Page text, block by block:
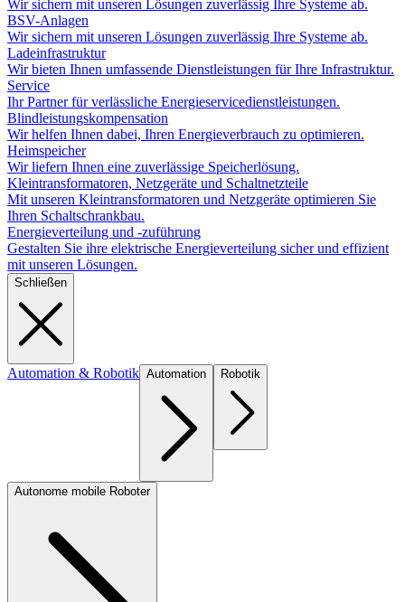
Wir sichern mit unseren Lösungen zuverlässig Ihre Systeme ab.
BSV-Anlagen
Wir sichern mit unseren Lösungen zuverlässig Ihre Systeme ab.
Ladeinfrastruktur
Wir bieten Ihnen umfassende Dienstleistungen für Ihre Infrastruktur.
Service
Ihr Partner für verlässliche Energieservicedienstleistungen.
Blindleistungskompensation
Wir helfen Ihnen dabei, Ihren Energieverbrauch zu optimieren.
Heimspeicher
Wir liefern Ihnen eine zuverlässige Speicherlösung.
Kleintransformatoren, Netzgeräte und Schaltnetzteile
Mit unseren Kleintransformatoren und Netzgeräte optimieren Sie
Ihren Schaltschrankbau.
Energieverteilung und -zuführung
Gestalten Sie ihre elektrische Energieverteilung sicher und effizient
mit unseren Lösungen.
Schließen
Automation & Robotik Automation Robotik
Autonome mobile Roboter